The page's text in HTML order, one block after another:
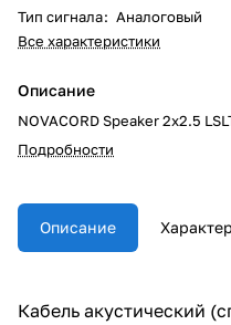
Тип сигнала: Аналоговый
Все характеристики
Описание
NOVACORD Speaker 2x2.5
Подробности
Описание
Кабель акустический